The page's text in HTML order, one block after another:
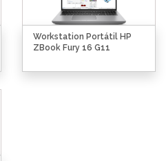
Workstation Portátil HP
ZBook Fury 16 G11